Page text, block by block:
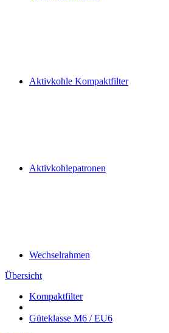
Aktivkohle Kompaktfilter
Aktivkohlepatronen
Wechselrahmen
Übersicht
Kompaktfilter
Güteklasse M6 / EU6